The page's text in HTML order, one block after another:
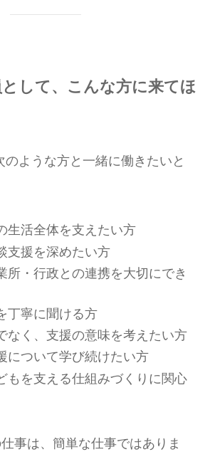
して、こんな方に来てほ
のような方と一緒に働きたいと
生活全体を支えたい方
支援を深めたい方
所・行政との連携を大切にでき
丁寧に聞ける方
なく、支援の意味を考えたい方
について学び続けたい方
もを支える仕組みづくりに関心
事は、簡単な仕事ではありま